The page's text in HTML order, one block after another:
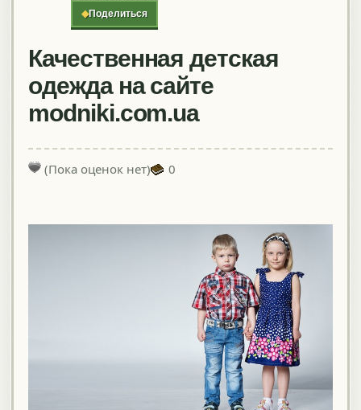
◆Поделиться
Качественная детская
одежда на сайте
modniki.com.ua
(Пока оценок нет) 0